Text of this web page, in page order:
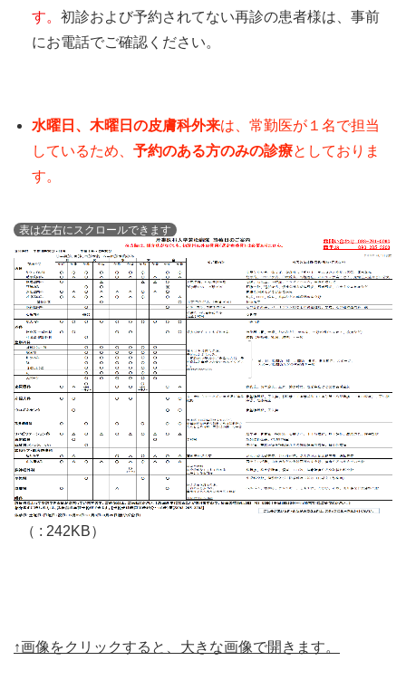
す。 初診および予約されてない再診の患者様は、事前
にお電話でご確認ください。
水曜日、木曜日の皮膚科外来は、常勤医が１名で担当
しているため、 予約のある方のみの診療としておりま
す。
（ : 242KB）
↑画像をクリックすると、大きな画像で開きます。